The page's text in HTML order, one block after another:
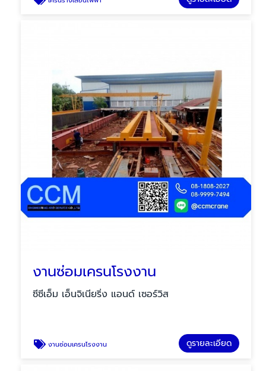
งานซ่อมเครนโรงงาน
ซีซีเอ็ม เอ็นจิเนียริ่ง แอนด์ เซอร์วิส
งานซ่อมเครนโรงงาน ดูรายละเอียด